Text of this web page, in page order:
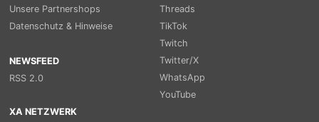
Unsere Partnershops
Datenschutz & Hinweise
NEWSFEED
RSS 2.0
Threads
TikTok
Twitch
Twitter/X
WhatsApp
YouTube
XA NETZWERK